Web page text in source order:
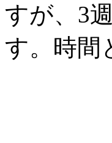
すが、3
す。時間